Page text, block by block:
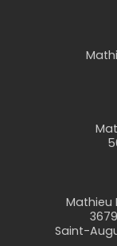
Mathieu
Saint-